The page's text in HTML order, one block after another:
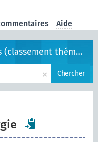
Aide
thématique)
× Chercher